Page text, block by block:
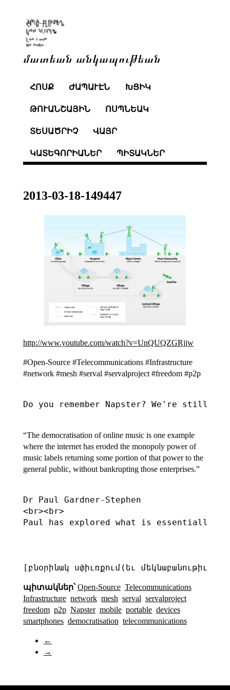
մատեան անկապութեան
ՀՈՍՔ ԺԱՊԱՒԷՆ ԽՑԻԿ
ԹՈՒԱՆՇԱՅԻՆ ՈՍՊՆԵԱԿ
ՏԵՍԱԾՐԻՉ ՎԱՅՐ
ԿԱՏԵԳՈՐԻԱՆԵՐ ՊԻՏԱԿՆԵՐ
2013-03-18-149447
http://www.youtube.com/watch?v=UnQUQZGRjjw
#Open-Source #Telecommunications #Infrastructure
#network #mesh #serval #servalproject #freedom #p2p
Do you remember Napster? We're still
“The democratisation of online music is one example
where the internet has eroded the monopoly power of
music labels returning some portion of that power to the
general public, without bankrupting those enterprises.”
Dr Paul Gardner-Stephen
<br><br>
Paul has explored what is essentially a
պիտակներ՝ Open-Source Telecommunications
Infrastructure network mesh serval servalproject
freedom p2p Napster mobile portable devices
smartphones democratisation telecommunications
←
→